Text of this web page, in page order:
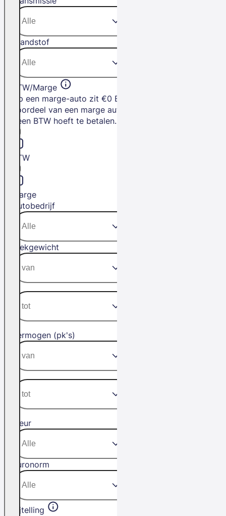
Brandstof
BTW/Marge
Op een marge-auto zit €0 BTW. Het
voordeel van een marge auto is dat je
geen BTW hoeft te betalen.
BTW
Marge
Autobedrijf
Trekgewicht
Vermogen (pk's)
Kleur
Euronorm
Bijtelling